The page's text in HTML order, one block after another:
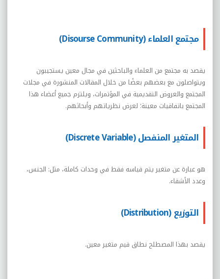
مجتمع العلماء (Disourse Community)
يقصد به مجتمع من العلماء والباحثين في مجال معين يستجيبون
ويتواصلون مع بعضهم بعضًا من خلال المقالات المنشورة في مجلات
المجتمع والعروض التقديمية في المؤتمرات، ويلتزم جميع أعضاء هذا
المجتمع باتفاقيات معينة؛ لعرض نظرياتهم وأبحاثهم.
المتغير المنفصل (Discrete Variable)
هو عبارة عن متغير يتم قياسه فقط في وحدات كاملة، مثل: الجنس،
وعدد الأشقاء.
التوزيع (Distribution)
يقصد بهذا المصطلح نطاق قيم متغير معين.